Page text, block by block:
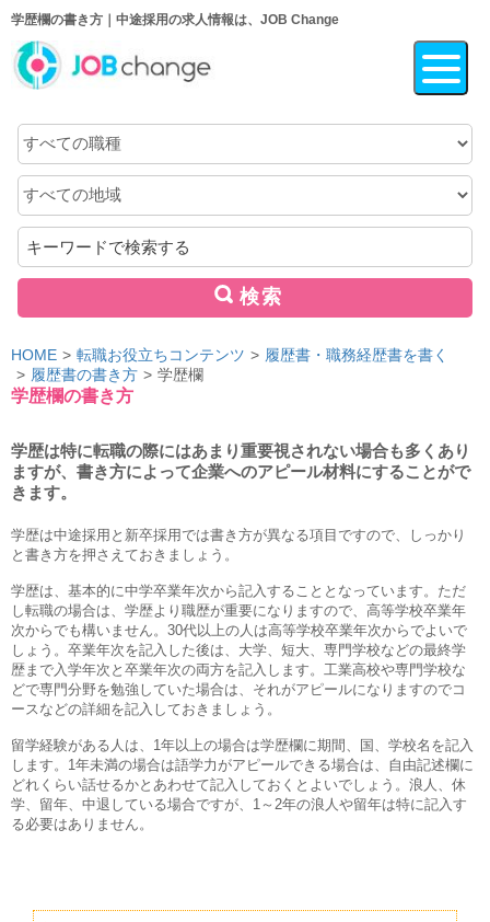
学歴欄の書き方｜中途採用の求人情報は、JOB Change
職
種
地
域
キ
ー
ワ
ド
検索
HOME 転職お役立ちコンテンツ
履歴書・職務経歴書を書く
履歴書の書き方
学歴欄
学歴欄の書き方
学歴は特に転職の際にはあまり重要視されない場合も多くあり
ますが、書き方によって企業へのアピール材料にすることがで
きます。
学歴は中途採用と新卒採用では書き方が異なる項目ですので、しっかり
と書き方を押さえておきましょう。
学歴は、基本的に中学卒業年次から記入することとなっています。ただ
し転職の場合は、学歴より職歴が重要になりますので、高等学校卒業年
次からでも構いません。30代以上の人は高等学校卒業年次からでよいで
しょう。卒業年次を記入した後は、大学、短大、専門学校などの最終学
歴まで入学年次と卒業年次の両方を記入します。工業高校や専門学校な
どで専門分野を勉強していた場合は、それがアピールになりますのでコ
ースなどの詳細を記入しておきましょう。
留学経験がある人は、1年以上の場合は学歴欄に期間、国、学校名を記入
します。1年未満の場合は語学力がアピールできる場合は、自由記述欄に
どれくらい話せるかとあわせて記入しておくとよいでしょう。浪人、休
学、留年、中退している場合ですが、1～2年の浪人や留年は特に記入す
る必要はありません。